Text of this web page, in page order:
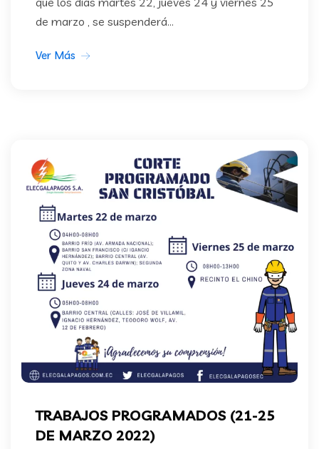
de marzo , se suspenderá...
Ver Más
TRABAJOS PROGRAMADOS (21-25
DE MARZO 2022)